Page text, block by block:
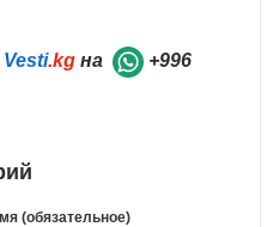
Vesti.kg на
+996
(обязательное)